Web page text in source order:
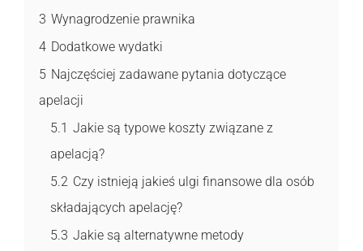
3 Wynagrodzenie prawnika
4 Dodatkowe wydatki
5 Najczęściej zadawane pytania dotyczące
apelacji
5.1 Jakie są typowe koszty związane z
apelacją?
5.2 Czy istnieją jakieś ulgi finansowe dla osób
składających apelację?
5.3 Jakie są alternatywne metody